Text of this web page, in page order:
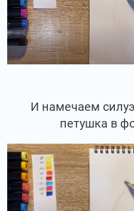
И намечаем
петушка в